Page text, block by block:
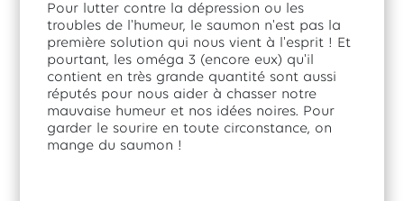
Pour lutter contre la dépression ou les
troubles de l'humeur, le saumon n'est pas la
première solution qui nous vient à l'esprit ! Et
pourtant, les oméga 3 (encore eux) qu'il
contient en très grande quantité sont aussi
réputés pour nous aider à chasser notre
mauvaise humeur et nos idées noires. Pour
garder le sourire en toute circonstance, on
mange du saumon !